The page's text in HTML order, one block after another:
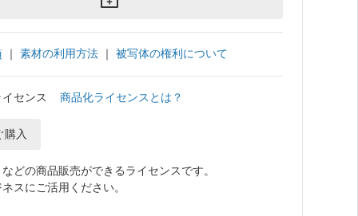
｜ 素材の利用方法 ｜ 被写体の権利について
センス 商品化ライセンスとは？
購入
どの商品販売ができるライセンスです。
スにご活用ください。